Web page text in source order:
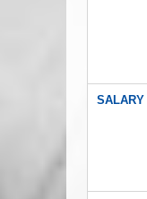
SALARY